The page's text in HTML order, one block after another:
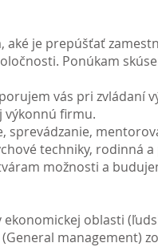
aké je prepúšťať
Ponúkam
vás pri zvládaní
výkonnú firmu.
sprevádzanie,
techniky, rodinná
možnosti a
ekonomickej oblasti
management)